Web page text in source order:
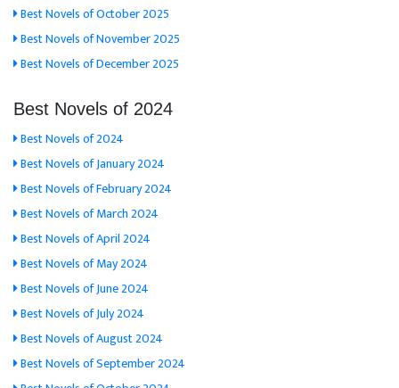
Best Novels of October 2025
Best Novels of November 2025
Best Novels of December 2025
Best Novels of 2024
Best Novels of 2024
Best Novels of January 2024
Best Novels of February 2024
Best Novels of March 2024
Best Novels of April 2024
Best Novels of May 2024
Best Novels of June 2024
Best Novels of July 2024
Best Novels of August 2024
Best Novels of September 2024